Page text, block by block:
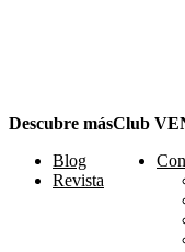
Descubre más
Blog
Revista
Club